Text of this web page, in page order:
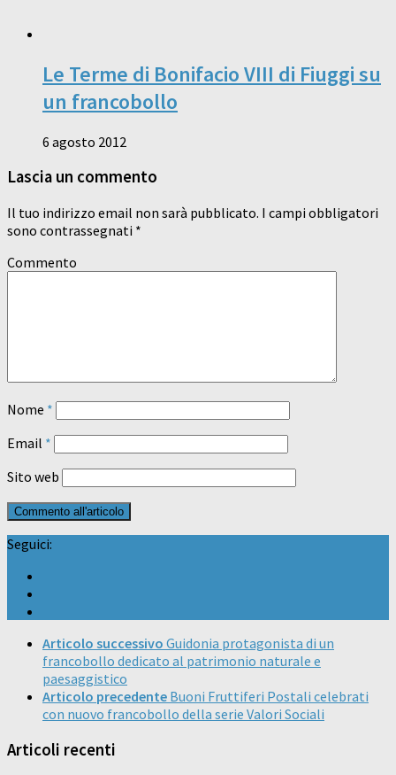
Le Terme di Bonifacio VIII di Fiuggi su
un francobollo
6 agosto 2012
Lascia un commento
Il tuo indirizzo email non sarà pubblicato. I campi obbligatori
sono contrassegnati *
Commento
Nome *
Email *
Sito web
Seguici:
Articolo successivo Guidonia protagonista di un
francobollo dedicato al patrimonio naturale e
paesaggistico
Articolo precedente Buoni Fruttiferi Postali celebrati
con nuovo francobollo della serie Valori Sociali
Articoli recenti